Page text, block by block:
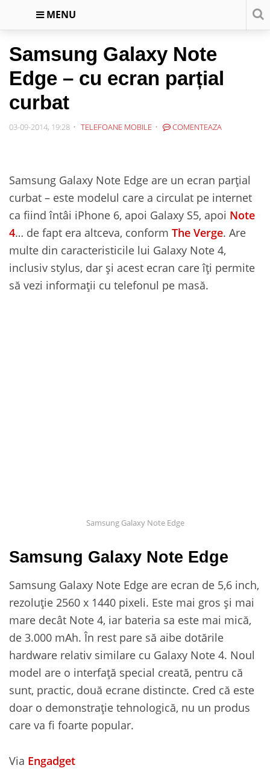
MENU
Samsung Galaxy Note
Edge – cu ecran parțial
curbat
03-09-2014, 19:28 TELEFOANE MOBILE COMENTEAZA
Samsung Galaxy Note Edge are un ecran parțial
curbat – este modelul care a circulat pe internet
ca fiind întâi iPhone 6, apoi Galaxy S5, apoi Note
4… de fapt era altceva, conform The Verge. Are
multe din caracteristicile lui Galaxy Note 4,
inclusiv stylus, dar și acest ecran care îți permite
să vezi informații cu telefonul pe masă.
Samsung Galaxy Note Edge
Samsung Galaxy Note Edge
Samsung Galaxy Note Edge are ecran de 5,6 inch,
rezoluție 2560 x 1440 pixeli. Este mai gros și mai
mare decât Note 4, iar bateria sa este mai mică,
de 3.000 mAh. În rest pare să aibe dotările
hardware relativ similare cu Galaxy Note 4. Noul
model are o interfață special creată, pentru că
sunt, practic, două ecrane distincte. Cred că este
doar o demonstrație tehnologică, nu un produs
care va fi foarte popular.
Via Engadget